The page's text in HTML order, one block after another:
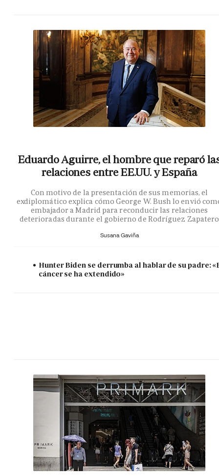
Eduardo Aguirre, el hombre que reparó
relaciones entre EE.UU. y España
Con motivo de la presentación de sus memorias, el
exdiplomático explica cómo George W. Bush lo envió
embajador a Madrid para reconducir las relaciones
deterioradas durante el gobierno de Rodríguez Zapatero
Susana Gaviña
Hunter Biden se derrumba al hablar de su padre:
cáncer se ha extendido»